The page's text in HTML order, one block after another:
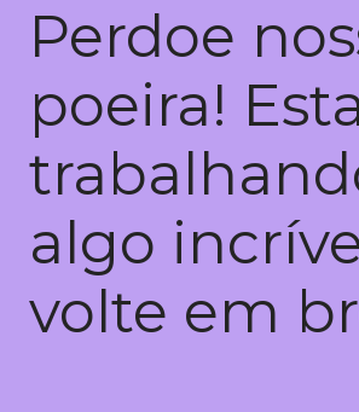
Perdoe
poeira!
algo
volte em